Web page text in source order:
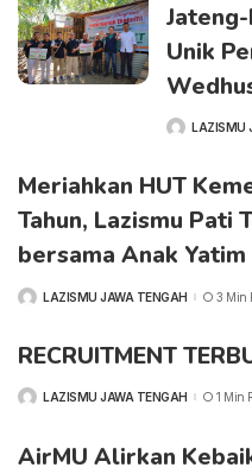
Unik
POSTEDLAZISMU
Meriahkan HUT
Tahun, Lazismu Pati
bersama Anak Yatim
POSTEDLAZISMU JAWA TENGAH 3 Min
RECRUITMENT
POSTEDLAZISMU JAWA TENGAH 1 Min
AirMU Alirkan